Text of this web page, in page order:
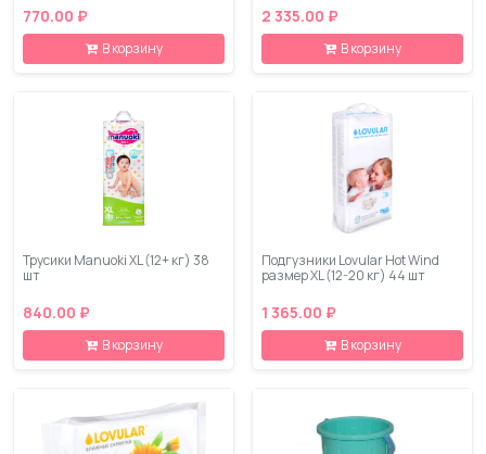
770.00 ₽
В корзину
2 335.00 ₽
В корзину
Трусики Manuoki XL (12+ кг) 38
шт
840.00 ₽
В корзину
Подгузники Lovular Hot Wind
размер XL (12-20 кг) 44 шт
1 365.00 ₽
В корзину